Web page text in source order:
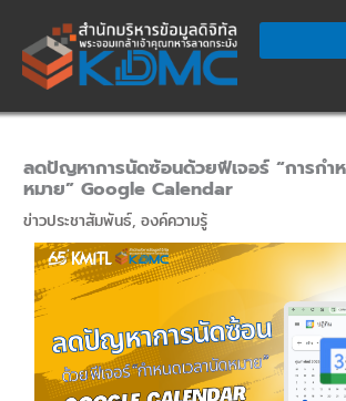
content
ลดปัญหาการนัดซ้อนด้วยฟีเจอร์ “การกำ
หมาย” Google Calendar
ข่าวประชาสัมพันธ์,องค์ความรู้